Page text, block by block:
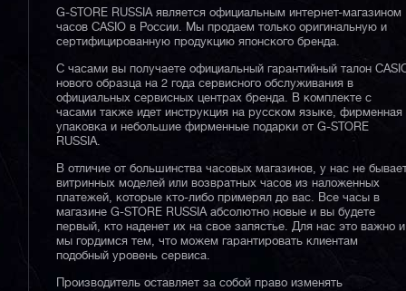
G-STORE RUSSIA является официальным интернет-магазином
часов CASIO в России. Мы продаем только оригинальную и
сертифицированную продукцию японского бренда.
С часами вы получаете официальный гарантийный талон
нового образца на 2 года сервисного обслуживания в
официальных сервисных центрах бренда. В комплекте с
часами также идет инструкция на русском языке, фирменная
упаковка и небольшие фирменные подарки от G-STORE
RUSSIA.
В отличие от большинства часовых магазинов, у нас не
витринных моделей или возвратных часов из наложенных
платежей, которые кто-либо примерял до вас. Все часы в
магазине G-STORE RUSSIA абсолютно новые и вы будете
первый, кто наденет их на свое запястье. Для нас это важно и
мы гордимся тем, что можем гарантировать клиентам
подобный уровень сервиса.
Производитель оставляет за собой право изменять